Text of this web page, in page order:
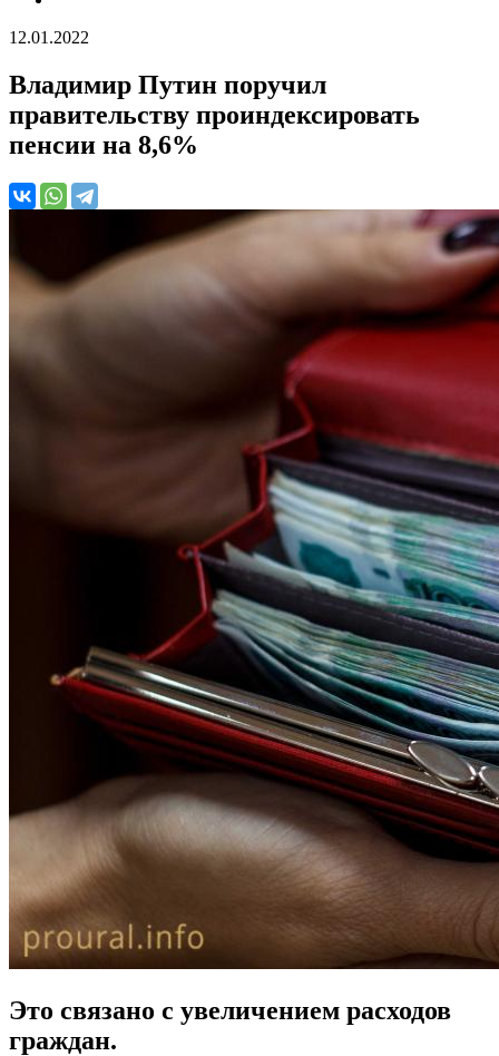
12.01.2022
Владимир Путин поручил
правительству проиндексировать
пенсии на 8,6%
Это связано с увеличением расходов
граждан.